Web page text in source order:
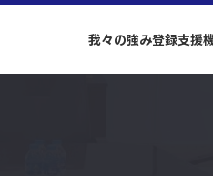
我々の強み登録支援